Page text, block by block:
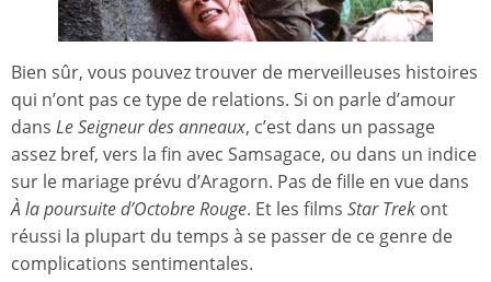
Bien sûr, vous pouvez trouver de merveilleuses histoires
qui n’ont pas ce type de relations. Si on parle d’amour
dans Le Seigneur des anneaux, c’est dans un passage
assez bref, vers la fin avec Samsagace, ou dans un indice
sur le mariage prévu d’Aragorn. Pas de fille en vue dans
À la poursuite d’Octobre Rouge. Et les films Star Trek ont
réussi la plupart du temps à se passer de ce genre de
complications sentimentales.